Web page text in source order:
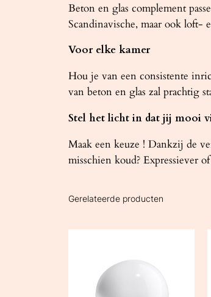
Beton en glas complement
Scandinavische, maar ook
Voor elke kamer
Hou je van een consistente
van beton en glas zal prachtig
Stel het licht in dat jij mooi
Maak een keuze ! Dankzij de
misschien koud? Expressiever
Gerelateerde producten